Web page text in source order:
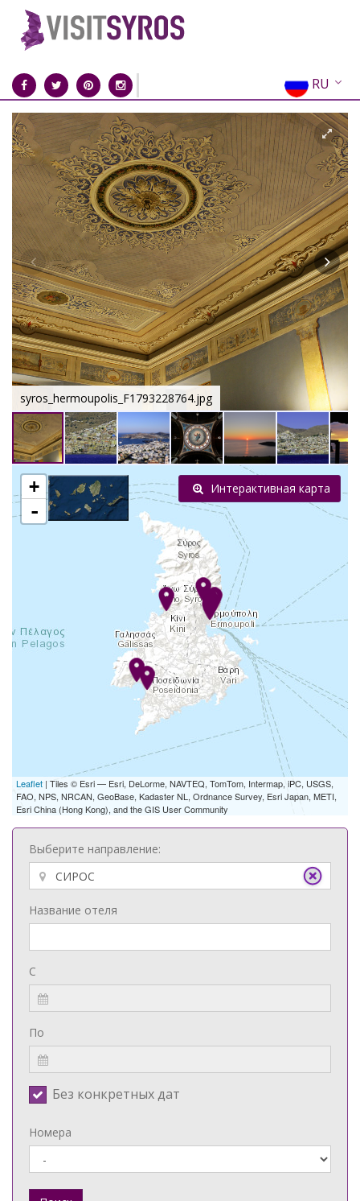
RU
EN
EL
FR
DE
IT
ES
CN
syros_hermoupolis_F1793228764.jpg
+
-
Leaflet | Tiles © Esri — Esri, DeLorme, NAVTEQ, TomTom, Intermap, iPC, USGS,
FAO, NPS, NRCAN, GeoBase, Kadaster NL, Ordnance Survey, Esri Japan, METI,
Esri China (Hong Kong), and the GIS User Community
Интерактивная карта
Выберите направление:
Название отеля
С
По
Без конкретных дат
Номера